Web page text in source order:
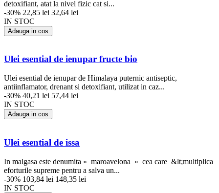
detoxifiant, atat la nivel fizic cat si...
-30% 22,85 lei 32,64 lei
IN STOC
Adauga in cos
Ulei esential de ienupar fructe bio
Ulei esential de ienupar de Himalaya puternic antiseptic,
antiinflamator, drenant si detoxifiant, utilizat in caz...
-30% 40,21 lei 57,44 lei
IN STOC
Adauga in cos
Ulei esential de issa
In malgasa este denumita « maroavelona » cea care &lt;multiplica
eforturile supreme pentru a salva un...
-30% 103,84 lei 148,35 lei
IN STOC